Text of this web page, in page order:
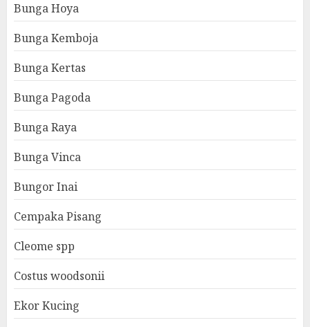
Bunga Hoya
Bunga Kemboja
Bunga Kertas
Bunga Pagoda
Bunga Raya
Bunga Vinca
Bungor Inai
Cempaka Pisang
Cleome spp
Costus woodsonii
Ekor Kucing